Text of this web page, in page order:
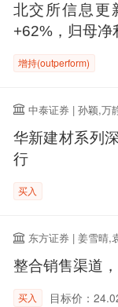
北交所信息更
+62%，归母净
增持(outperform)
中泰证券 | 孙颖,万
华新建材系列
行
买入
东方证券 | 姜雪晴,
整合销售渠道
买入 目标价：